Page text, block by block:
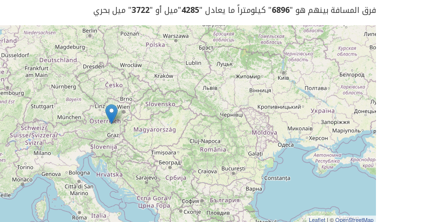
فرق المسافة بينهم هو "6896" كيلومتراً ما يعادل "4285"ميل أو "3722" ميل بحري
Leaflet | ©OpenStreetMap